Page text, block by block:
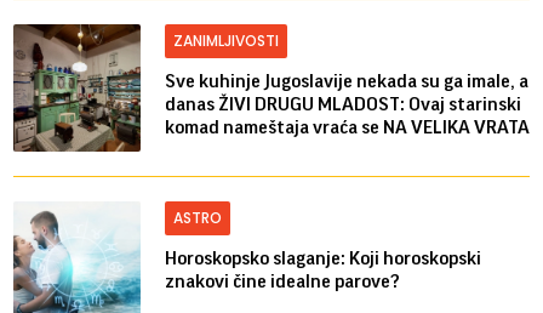
ZANIMLJIVOSTI
Sve kuhinje Jugoslavije nekada su ga imale, a
danas ŽIVI DRUGU MLADOST: Ovaj starinski
komad nameštaja vraća se NA VELIKA VRATA
ASTRO
Horoskopsko slaganje: Koji horoskopski
znakovi čine idealne parove?